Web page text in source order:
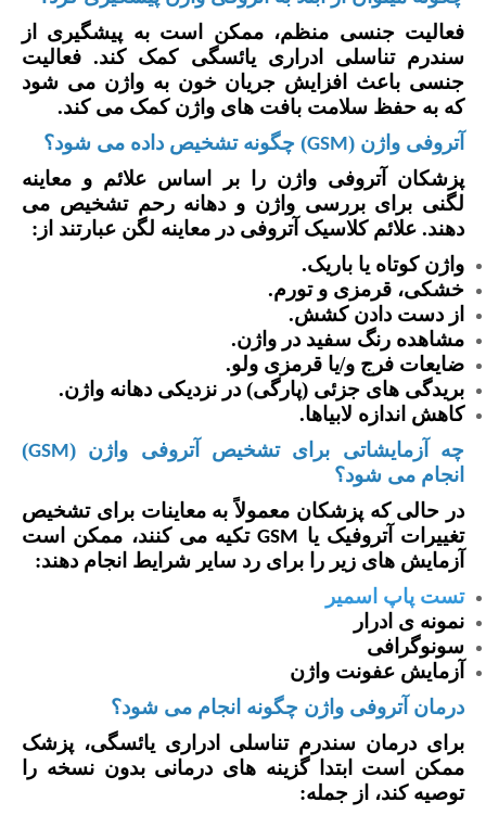
فعالیت جنسی منظم، ممکن است به پیشگیری از
سندرم تناسلی ادراری یائسگی کمک کند. فعالیت
جنسی باعث افزایش جریان خون به واژن می شود
که به حفظ سلامت بافت های واژن کمک می کند.
آتروفی واژن (GSM) چگونه تشخیص داده می شود؟
پزشکان آتروفی واژن را بر اساس علائم و معاینه
لگنی برای بررسی واژن و دهانه رحم تشخیص می
دهند. علائم کلاسیک آتروفی در معاینه لگن عبارتند از:
واژن کوتاه یا باریک.
خشکی، قرمزی و تورم.
از دست دادن کشش.
مشاهده رنگ سفید در واژن.
ضایعات فرج و/یا قرمزی ولو.
بریدگی های جزئی (پارگی) در نزدیکی دهانه واژن.
کاهش اندازه لابیاها.
چه آزمایشاتی برای تشخیص آتروفی واژن (GSM
)
انجام می شود؟
در حالی که پزشکان معمولاً به معاینات برای تشخیص
تغییرات آتروفیک یا
GSMتکیه می کنند، ممکن است
آزمایش های زیر را برای رد سایر شرایط انجام دهند:
تست پاپ اسمیر
نمونه ی ادرار
سونوگرافی
آزمایش عفونت واژن
درمان آتروفی واژن چگونه انجام می شود؟
برای درمان سندرم تناسلی ادراری یائسگی، پزشک
ممکن است ابتدا گزینه های درمانی بدون نسخه را
توصیه کند، از جمله: